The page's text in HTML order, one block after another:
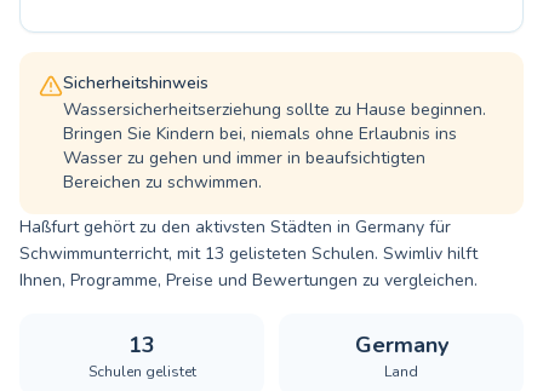
Sicherheitshinweis
Wassersicherheitserziehung sollte zu Hause beginnen.
Bringen Sie Kindern bei, niemals ohne Erlaubnis ins
Wasser zu gehen und immer in beaufsichtigten
Bereichen zu schwimmen.
Haßfurt gehört zu den aktivsten Städten in Germany für
Schwimmunterricht, mit 13 gelisteten Schulen. Swimliv hilft
Ihnen, Programme, Preise und Bewertungen zu vergleichen.
13
Schulen gelistet
Germany
Land